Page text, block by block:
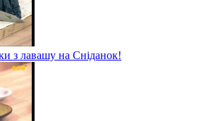
з лавашу на Сніданок!